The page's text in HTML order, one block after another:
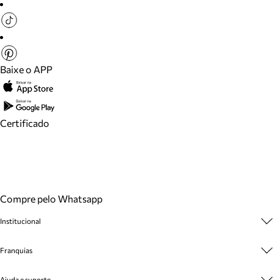
Baixe o APP
Certificado
Compre pelo Whatsapp
Institucional
Cashback
Franquias